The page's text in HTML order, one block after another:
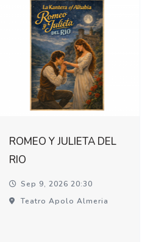
ROMEO Y JULIETA DEL
RIO
Sep 9, 2026 20:30
Teatro Apolo Almeria